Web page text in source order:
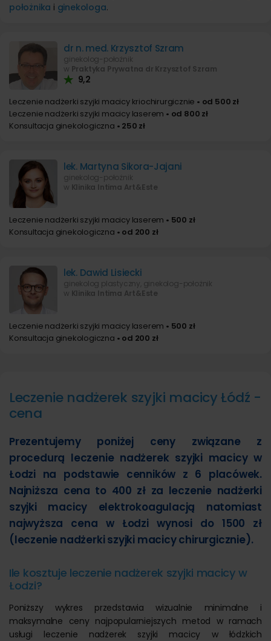
położnika i ginekologa.
dr n. med. Krzysztof Szram
ginekolog-położnik
w Praktyka Prywatna dr Krzysztof Szram
9,2
Leczenie nadżerki szyjki macicy kriochirurgicznie • od 500 zł
Leczenie nadżerki szyjki macicy laserem • od 800 zł
Konsultacja ginekologiczna • 250 zł
lek. Martyna Sikora-Jajani
ginekolog-położnik
w Klinika Intima Art&Este
Leczenie nadżerki szyjki macicy laserem • 500 zł
Konsultacja ginekologiczna • od 200 zł
lek. Dawid Lisiecki
ginekolog plastyczny, ginekolog-położnik
w Klinika Intima Art&Este
Leczenie nadżerki szyjki macicy laserem • 500 zł
Konsultacja ginekologiczna • od 200 zł
Leczenie nadżerek szyjki macicy Łódź -
cena
Prezentujemy poniżej ceny związane z
procedurą leczenie nadżerek szyjki macicy w
Łodzi na podstawie cenników z 6 placówek.
Najniższa cena to 400 zł za leczenie nadżerki
szyjki macicy elektrokoagulacją natomiast
najwyższa cena w Łodzi wynosi do 1500 zł
(leczenie nadżerki szyjki macicy chirurgicznie).
Ile kosztuje leczenie nadżerek szyjki macicy w
Łodzi?
Poniższy wykres przedstawia wizualnie minimalne i
maksymalne ceny najpopularniejszych metod w ramach
usługi leczenie nadżerek szyjki macicy w łódzkich